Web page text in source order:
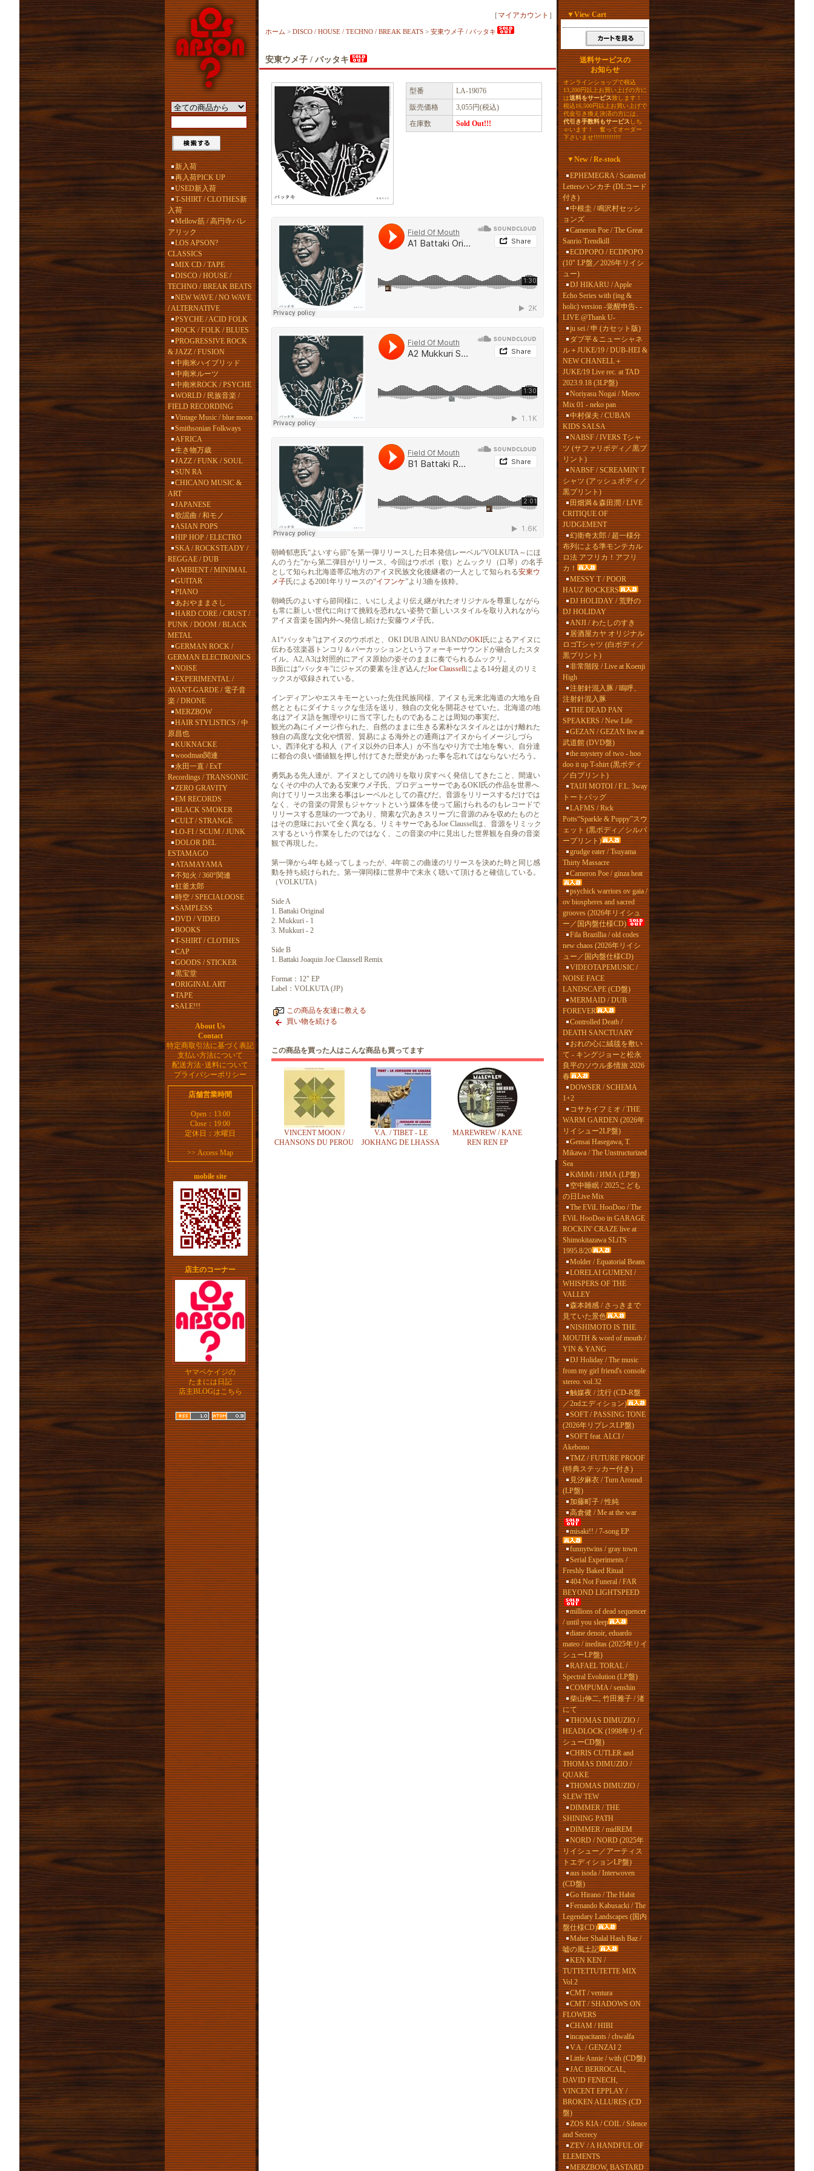
新入荷
再入荷PICK UP
USED新入荷
T-SHIRT / CLOTHES新
入荷
Mellow筋 / 高円寺バレ
アリック
LOS APSON?
CLASSICS
MIX CD / TAPE
DISCO / HOUSE /
TECHNO / BREAK BEATS
NEW WAVE / NO WAVE
/ ALTERNATIVE
PSYCHE / ACID FOLK
ROCK / FOLK / BLUES
PROGRESSIVE ROCK
& JAZZ / FUSION
中南米ハイブリッド
中南米ルーツ
中南米ROCK / PSYCHE
WORLD / 民族音楽 /
FIELD RECORDING
Vintage Music / blue moon
Smithsonian Folkways
AFRICA
生き物万歳
JAZZ / FUNK / SOUL
SUN RA
CHICANO MUSIC &
ART
JAPANESE
歌謡曲 / 和モノ
ASIAN POPS
HIP HOP / ELECTRO
SKA / ROCKSTEADY /
REGGAE / DUB
AMBIENT / MINIMAL
GUITAR
PIANO
あおやままさし
HARD CORE / CRUST /
PUNK / DOOM / BLACK
METAL
GERMAN ROCK /
GERMAN ELECTRONICS
NOISE
EXPERIMENTAL /
AVANT-GARDE / 電子音
楽 / DRONE
MERZBOW
HAIR STYLISTICS / 中
原昌也
KUKNACKE
woodman関連
永田一直 / ExT
Recordings / TRANSONIC
ZERO GRAVITY
EM RECORDS
BLACK SMOKER
CULT / STRANGE
LO-FI / SCUM / JUNK
DOLOR DEL
ESTAMAGO
ATAMAYAMA
不知火 / 360°関連
虹釜太郎
時空 / SPECIALOOSE
SAMPLESS
DVD / VIDEO
BOOKS
T-SHIRT / CLOTHES
CAP
GOODS / STICKER
黒宝堂
ORIGINAL ART
TAPE
SALE!!!
About Us
Contact
特定商取引法に基づく表記
支払い方法について
配送方法･送料について
プライバシーポリシー
店舗営業時間
Open：13:00
Close：19:00
定休日：水曜日
>>Access Map
mobile site
店主のコーナー
ヤマベケイジの
たまには日記
店主BLOGはこちら
［ マイアカウント ］
ホーム > DISCO / HOUSE / TECHNO / BREAK BEATS > 安東ウメ子 / バッタキ
安東ウメ子 / バッタキ
型番
LA-19076
販売価格
3,055円(税込)
在庫数
Sold Out!!!
朝崎郁恵氏“よいすら節”を第一弾リリースした日本発信レーベル“VOLKUTA～にほ
んのうた”から第二弾目がリリース。今回はウポポ（歌）とムックリ（口琴）の名手
として知られ北海道帯広地方のアイヌ民族文化後継者の一人として知られる安東ウ
メ子氏による2001年リリースの“イフンケ”より3曲を抜粋。
朝崎氏のよいすら節同様に、いにしえより伝え継がれたオリジナルを尊重しながら
も常に新しい世代に向けて挑戦を恐れない姿勢で新しいスタイルを取り入れながら
アイヌ音楽を国内外へ発信し続けた安藤ウメ子氏。
A1“バッタキ”はアイヌのウポポと、OKI DUB AINU BANDのOKI氏によるアイヌに
伝わる弦楽器トンコリ＆パーカッションというフォーキーサウンドが融合したスタ
イル。A2, A3は対照的にアイヌ原始の姿そのままに奏でられるムックリ。
B面には“バッタキ”にジャズの要素を注ぎ込んだJoe Claussellによる14分超えのリミ
ックスが収録されている。
インディアンやエスキモーといった先住民族同様、アイヌも元来北海道の大地を自
然とともにダイナミックな生活を送り、独自の文化を開花させていた。北海道の地
名はアイヌ語を無理やりに当て字したものであることは周知の事実だ。
観光の為にイメージ作られた、自然のままに生きる素朴なスタイルとはかけ離れた
独自の高度な文化や慣習、貿易による海外との通商はアイヌからイメージしづら
い。西洋化する和人（アイヌ以外の日本人）が不当なやり方で土地を奪い、自分達
に都合の良い価値観を押し付けてきた歴史があった事を忘れてはならないだろう。
勇気ある先人達が、アイヌとしての誇りを取り戻すべく発信してきたこと、間違い
なくその中の人である安東ウメ子氏、プロデューサーであるOKI氏の作品を世界へ
向けてリリース出来る事はレーベルとしての喜びだ。音源をリリースするだけでは
なく、その音楽の背景もジャケットという媒体を使って届けられるのもレコードで
リリースする意味の一つであり、簡素な穴あきスリーブに音源のみを収めたものと
はその意味において全く異なる。リミキサーであるJoe Claussellは、音源をリミック
スするという作業をしたのではなく、この音楽の中に見出した世界観を自身の音楽
観で再現した。
第一弾から4年も経ってしまったが、4年前この曲達のリリースを決めた時と同じ感
動を持ち続けられた。第一弾同様に世界中で末永く聴いて頂けると確信している。
（VOLKUTA）
Side A
1. Battaki Original
2. Mukkuri - 1
3. Mukkuri - 2
Side B
1. Battaki Joaquin Joe Claussell Remix
Format：12" EP
Label：VOLKUTA (JP)
この商品を友達に教える
買い物を続ける
この商品を買った人はこんな商品も買ってます
VINCENT MOON /
CHANSONS DU PEROU
V.A. / TIBET - LE
JOKHANG DE LHASSA
MAREWREW / KANE
REN REN EP
▼View Cart
送料サービスの
お知らせ
オンラインショップで税込
13,200円以上お買い上げの方に
は送料をサービス致します！
税込16,500円以上お買い上げで
代金引き換え決済の方には、
代引き手数料もサービスしち
ゃいます！ 奮ってオーダー
下さいませ!!!!!!!!!!!!!!!
▼New / Re-stock
EPHEMEGRA / Scattered
Lettersハンカチ (DLコード
付き)
中根圭 / 鳴沢村セッシ
ョンズ
Cameron Poe / The Great
Sanrio Trendkill
ECDPOPO / ECDPOPO
(10" LP盤／2026年リイシ
ュー)
DJ HIKARU / Apple
Echo Series with (ing &
holic) version -覚醒申告- -
LIVE @Thank U-
ju sei / 申 (カセット版)
ダブ平＆ニューシャネ
ル＋JUKE/19 / DUB-HEI &
NEW CHANELL＋
JUKE/19 Live rec. at TAD
2023.9.18 (3LP盤)
Noriyasu Nogai / Meow
Mix 01 - neko pan
中村保夫 / CUBAN
KIDS SALSA
NABSF / IVERS Tシャ
ツ (サファリボディ／黒プ
リント)
NABSF / SCREAMIN' T
シャツ (アッシュボディ／
黒プリント)
田畑満＆森田潤 / LIVE
CRITIQUE OF
JUDGEMENT
幻衛奇太郎 / 超一様分
布列による準モンテカル
ロ法 アフリカ！アフリ
カ！
MESSY T / POOR
HAUZ ROCKERS
DJ HOLIDAY / 荒野の
DJ HOLIDAY
ANJI / わたしのすき
居酒屋カヤ オリジナル
ロゴTシャツ (白ボディ／
黒プリント)
非常階段 / Live at Koenji
High
注射針混入豚 / 嗚呼、
注射針混入豚
THE DEAD PAN
SPEAKERS / New Life
GEZAN / GEZAN live at
武道館 (DVD盤)
the mystery of two - hoo
doo it up T-shirt (黒ボディ
／白プリント)
TAIJI MOTOI / F.L. 3way
トートバッグ
LAFMS / Rick
Potts“Sparkle & Puppy”スウ
ェット (黒ボディ／シルバ
ープリント)
grudge eater / Tsuyama
Thirty Massacre
Cameron Poe / ginza heat
psychick warriors ov gaia /
ov biospheres and sacred
grooves (2026年リイシュ
ー／国内盤仕様CD)
Fila Brazillia / old codes
new chaos (2026年リイシ
ュー／国内盤仕様CD)
VIDEOTAPEMUSIC /
NOISE FACE
LANDSCAPE (CD盤)
MERMAID / DUB
FOREVER
Controlled Death /
DEATH SANCTUARY
おれの心に絨毯を敷い
て - キングジョーと松永
良平のソウル多情旅 2026
春
DOWSER / SCHEMA
1+2
コサカイフミオ / THE
WARM GARDEN (2026年
リイシュー2LP盤)
Gensai Hasegawa, T.
Mikawa / The Unstructurized
Sea
KiMiMi / ИМА (LP盤)
空中睡眠 / 2025こども
の日Live Mix
The EViL HooDoo / The
EViL HooDoo in GARAGE
ROCKIN' CRAZE live at
Shimokitazawa SLiTS
1995.8/20
Molder / Equatorial Beans
LORELAI GUMENI /
WHISPERS OF THE
VALLEY
森本雑感 / さっきまで
見ていた景色
NISHIMOTO IS THE
MOUTH & word of mouth /
YIN & YANG
DJ Holiday / The music
from my girl friend's console
stereo. vol.32
触媒夜 / 沈行 (CD-R盤
／2ndエディション)
SOFT / PASSING TONE
(2026年リプレスLP盤)
SOFT feat. ALCI /
Akebono
TMZ / FUTURE PROOF
(特典ステッカー付き)
見汐麻衣 / Turn Around
(LP盤)
加藤町子 / 性純
高倉健 / Me at the war
misaki!! / 7-song EP
funnytwins / gray town
Serial Experiments /
Freshly Baked Ritual
404 Not Funeral / FAR
BEYOND LIGHTSPEED
millions of dead sequencer
/ until you sleep
diane denoir, eduardo
mateo / ineditas (2025年リイ
シューLP盤)
RAFAEL TORAL /
Spectral Evolution (LP盤)
COMPUMA / senshin
柴山伸二, 竹田雅子 / 渚
にて
THOMAS DIMUZIO /
HEADLOCK (1998年リイ
シューCD盤)
CHRIS CUTLER and
THOMAS DIMUZIO /
QUAKE
THOMAS DIMUZIO /
SLEW TEW
DIMMER / THE
SHINING PATH
DIMMER / midREM
NORD / NORD (2025年
リイシュー／アーティス
トエディションLP盤)
aus isoda / Interwoven
(CD盤)
Go Hirano / The Habit
Fernando Kabusacki / The
Legendary Landscapes (国内
盤仕様CD)
Maher Shalal Hash Baz /
嘘の風土記
KEN KEN /
TUTTETTUTETTE MIX
Vol.2
CMT / ventura
CMT / SHADOWS ON
FLOWERS
CHAM / HIBI
incapacitants / chwalfa
V.A. / GENZAI 2
Little Annie / with (CD盤)
JAC BERROCAL,
DAVID FENECH,
VINCENT EPPLAY /
BROKEN ALLURES (CD
盤)
ZOS KIA / COIL / Silence
and Secrecy
Z'EV / A HANDFUL OF
ELEMENTS
MERZBOW, BASTARD